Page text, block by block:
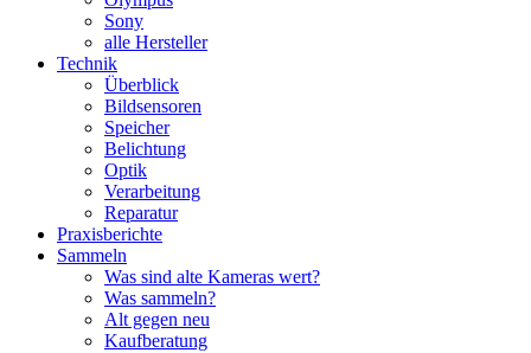
Sony
alle Hersteller
Technik
Überblick
Bildsensoren
Speicher
Belichtung
Optik
Verarbeitung
Reparatur
Praxisberichte
Sammeln
Was sind alte Kameras wert?
Was sammeln?
Alt gegen neu
Kaufberatung